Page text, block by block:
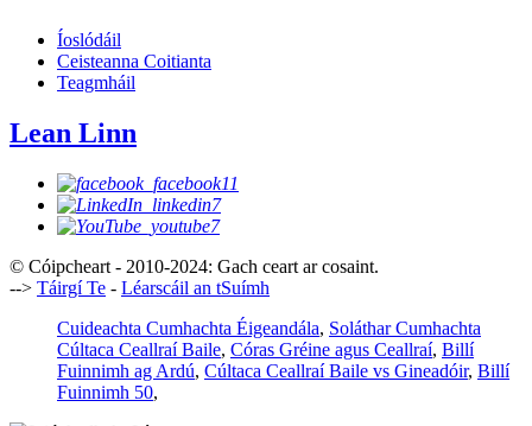
Íoslódáil
Ceisteanna Coitianta
Teagmháil
Lean Linn
© Cóipcheart - 2010-2024: Gach ceart ar cosaint.
--> Táirgí Te - Léarscáil an tSuímh
Cuideachta Cumhachta Éigeandála, Soláthar Cumhachta
Cúltaca Ceallraí Baile, Córas Gréine agus Ceallraí, Billí
Fuinnimh ag Ardú, Cúltaca Ceallraí Baile vs Gineadóir, Billí
Fuinnimh 50,